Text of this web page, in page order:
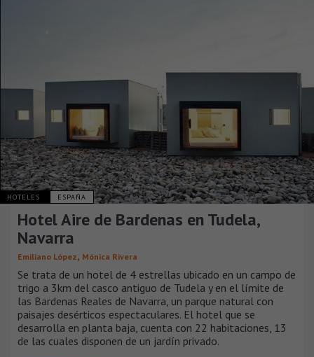
HOTELES ESPAÑA
Hotel Aire de Bardenas en Tudela,
Navarra
Emiliano López, Mónica Rivera
Se trata de un hotel de 4 estrellas ubicado en un campo de
trigo a 3km del casco antiguo de Tudela y en el límite de
las Bardenas Reales de Navarra, un parque natural con
paisajes desérticos espectaculares. El hotel que se
desarrolla en planta baja, cuenta con 22 habitaciones, 13
de las cuales disponen de un jardín privado.